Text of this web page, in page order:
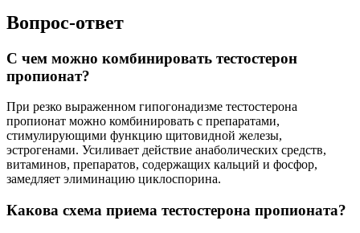
Вопрос-ответ
С чем можно комбинировать тестостерон
пропионат?
При резко выраженном гипогонадизме тестостерона
пропионат можно комбинировать с препаратами,
стимулирующими функцию щитовидной железы,
эстрогенами. Усиливает действие анаболических средств,
витаминов, препаратов, содержащих кальций и фосфор,
замедляет элиминацию циклоспорина.
Какова схема приема тестостерона пропионата?